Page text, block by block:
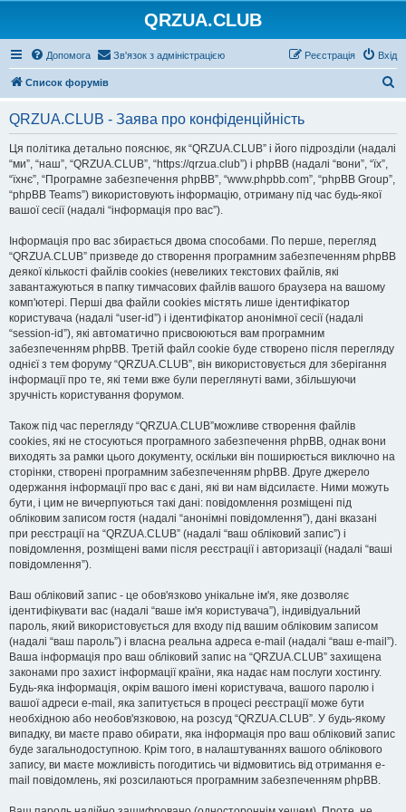
QRZUA.CLUB
Допомога Зв'язок з адміністрацією Вхід
Реєстрація
Список форумів
QRZUA.CLUB - Заява про конфіденційність
Ця політика детально пояснює, як “QRZUA.CLUB” і його підрозділи (надалі
“ми”, “наш”, “QRZUA.CLUB”, “https://qrzua.club”) і phpBB (надалі “вони”, “їх”,
“їхнє”, “Програмне забезпечення phpBB”, “www.phpbb.com”, “phpBB Group”,
“phpBB Teams”) використовують інформацію, отриману під час будь-якої
вашої сесії (надалі “інформація про вас”).
Інформація про вас збирається двома способами. По перше, перегляд
“QRZUA.CLUB” призведе до створення програмним забезпеченням phpBB
деякої кількості файлів cookies (невеликих текстових файлів, які
завантажуються в папку тимчасових файлів вашого браузера на вашому
комп'ютері. Перші два файли cookies містять лише ідентифікатор
користувача (надалі “user-id”) і ідентифікатор анонімної сесії (надалі
“session-id”), які автоматично присвоюються вам програмним
забезпеченням phpBB. Третій файл cookie буде створено після перегляду
однієї з тем форуму “QRZUA.CLUB”, він використовується для зберігання
інформації про те, які теми вже були переглянуті вами, збільшуючи
зручність користування форумом.
Також під час перегляду “QRZUA.CLUB”можливе створення файлів
cookies, які не стосуються програмного забезпечення phpBB, однак вони
виходять за рамки цього документу, оскільки він поширюється виключно на
сторінки, створені програмним забезпеченням phpBB. Друге джерело
одержання інформації про вас є дані, які ви нам відсилаєте. Ними можуть
бути, і цим не вичерпуються такі дані: повідомлення розміщені під
обліковим записом гостя (надалі “анонімні повідомлення”), дані вказані
при реєстрації на “QRZUA.CLUB” (надалі “ваш обліковий запис”) і
повідомлення, розміщені вами після реєстрації і авторизації (надалі “ваші
повідомлення”).
Ваш обліковий запис - це обов'язково унікальне ім'я, яке дозволяє
ідентифікувати вас (надалі “ваше ім'я користувача”), індивідуальний
пароль, який використовується для входу під вашим обліковим записом
(надалі “ваш пароль”) і власна реальна адреса e-mail (надалі “ваш e-mail”).
Ваша інформація про ваш обліковий запис на “QRZUA.CLUB” захищена
законами про захист інформації країни, яка надає нам послуги хостингу.
Будь-яка інформація, окрім вашого імені користувача, вашого паролю і
вашої адреси e-mail, яка запитується в процесі реєстрації може бути
необхідною або необов'язковою, на розсуд “QRZUA.CLUB”. У будь-якому
випадку, ви маєте право обирати, яка інформація про ваш обліковий запис
буде загальнодоступною. Крім того, в налаштуваннях вашого облікового
запису, ви маєте можливість погодитись чи відмовитись від отримання e-
mail повідомлень, які розсилаються програмним забезпеченням phpBB.